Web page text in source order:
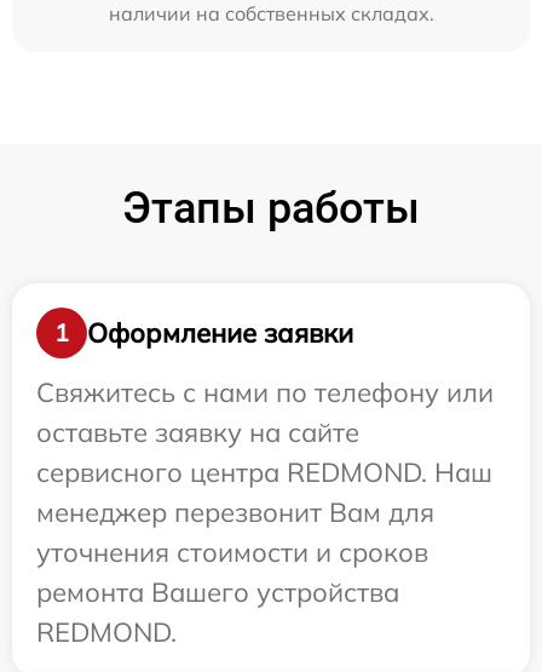
наличии на собственных складах.
Этапы работы
1
Оформление заявки
Свяжитесь с нами по телефону или
оставьте заявку на сайте
сервисного центра REDMOND. Наш
менеджер перезвонит Вам для
уточнения стоимости и сроков
ремонта Вашего устройства
REDMOND.